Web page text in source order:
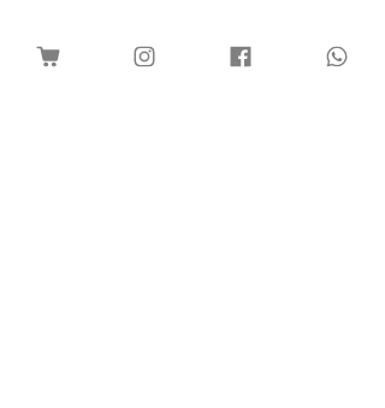
Download